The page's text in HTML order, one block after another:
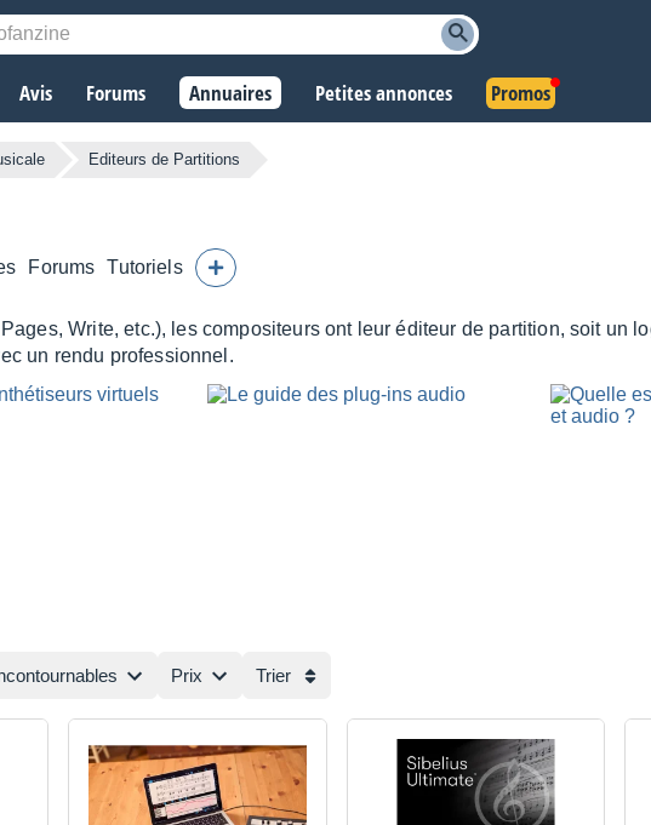
Avis Forums Annuaires Petites annonces Promos
Editeurs de Partitions
Forums Tutoriels
Write, etc.), les compositeurs ont leur éditeur de partition, soit un
un rendu professionnel.
Prix Trier